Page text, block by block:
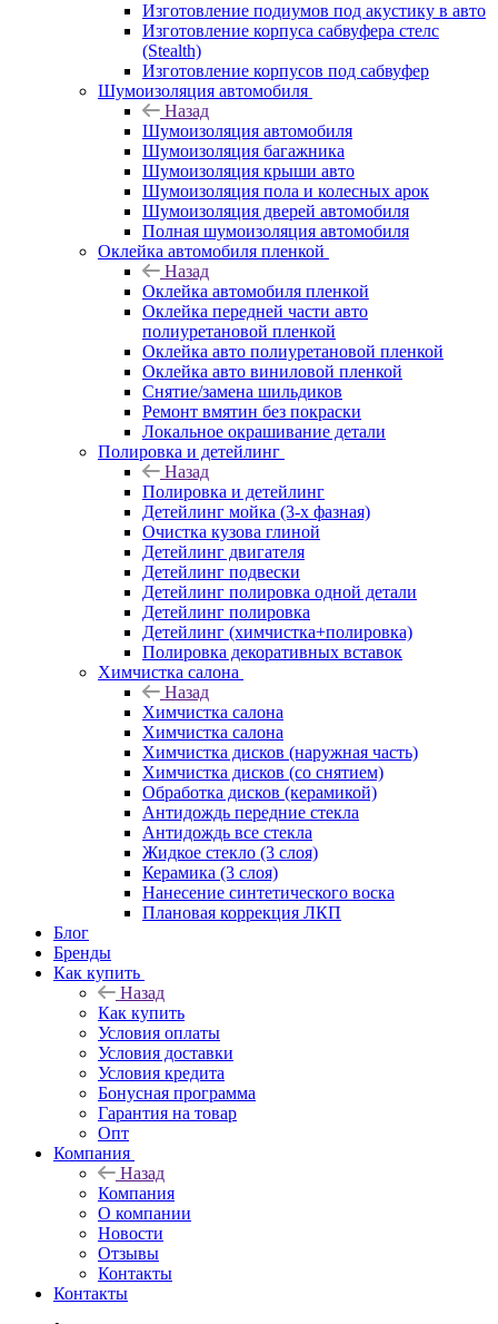
Изготовление подиумов под акустику в авто
Изготовление корпуса сабвуфера стелс
(Stealth)
Изготовление корпусов под сабвуфер
Шумоизоляция автомобиля
Назад
Шумоизоляция автомобиля
Шумоизоляция багажника
Шумоизоляция крыши авто
Шумоизоляция пола и колесных арок
Шумоизоляция дверей автомобиля
Полная шумоизоляция автомобиля
Оклейка автомобиля пленкой
Назад
Оклейка автомобиля пленкой
Оклейка передней части авто
полиуретановой пленкой
Оклейка авто полиуретановой пленкой
Оклейка авто виниловой пленкой
Снятие/замена шильдиков
Ремонт вмятин без покраски
Локальное окрашивание детали
Полировка и детейлинг
Назад
Полировка и детейлинг
Детейлинг мойка (3-х фазная)
Очистка кузова глиной
Детейлинг двигателя
Детейлинг подвески
Детейлинг полировка одной детали
Детейлинг полировка
Детейлинг (химчистка+полировка)
Полировка декоративных вставок
Химчистка салона
Назад
Химчистка салона
Химчистка салона
Химчистка дисков (наружная часть)
Химчистка дисков (со снятием)
Обработка дисков (керамикой)
Антидождь передние стекла
Антидождь все стекла
Жидкое стекло (3 слоя)
Керамика (3 слоя)
Нанесение синтетического воска
Плановая коррекция ЛКП
Блог
Бренды
Как купить
Назад
Как купить
Условия оплаты
Условия доставки
Условия кредита
Бонусная программа
Гарантия на товар
Опт
Компания
Назад
Компания
О компании
Новости
Отзывы
Контакты
Контакты